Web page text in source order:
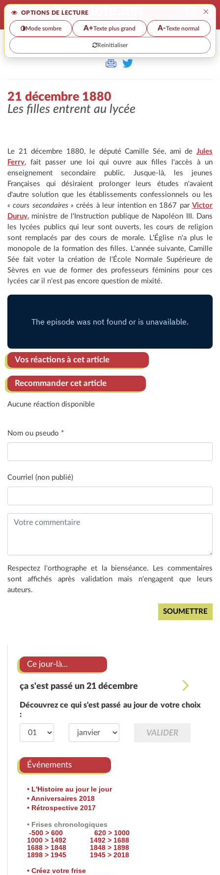
OPTIONS DE LECTURE ×
Mode sombre A+Texte plus grand A-Texte normal
Reinitialiser
>>
21 décembre 1880
Les filles entrent au lycée
Le 21 décembre 1880, le député Camille Sée, ami de Jules
Ferry, fait passer une loi qui ouvre aux filles l'accès à un
enseignement secondaire public. Jusque-là, les jeunes
Françaises qui désiraient prolonger leurs études n'avaient
d'autre solution que les établissements confessionnels ou les
« cours secondaires » créés à leur intention en 1867 parVictor
Duruy, ministre de l'Instruction publique de Napoléon III. Dans
les lycées publics qui leur sont ouverts, les cours de religion
sont remplacés par des cours de morale. L'Église n'a plus le
monopole de la formation des filles. L'année suivante, Camille
Sée fait voter la création de l'École Normale Supérieure de
Sèvres en vue de former des professeurs féminins pour ces
lycées car il n'est pas encore question de mixité.
Vos réactions à cet article
Recommander cet article
Aucune réaction disponible
Nom ou pseudo *
Courriel (non publié)
Respectez l'orthographe et la bienséance. Les commentaires
sont affichés après validation mais n'engagent que leurs
auteurs.
Ce jour-là...
ça s'est passé un 21 décembre
Découvrez ce qui s'est passé au jour de votre choix
:
Événements
• L'Histoire au jour le jour
• Anniversaires 2018
• Rétrospective 2017
• Frises chronologiques
-500 > 600
620 > 1000
1000 > 1492
1492 > 1688
1688 > 1848
1848 > 1898
1898 > 1945
1945 > 2018
• Créez votre frise